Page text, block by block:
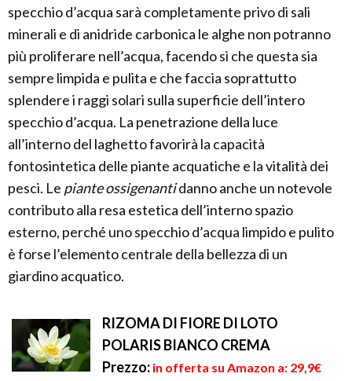
specchio d’acqua sarà completamente privo di sali
minerali e di anidride carbonica le alghe non potranno
più proliferare nell’acqua, facendo sì che questa sia
sempre limpida e pulita e che faccia soprattutto
splendere i raggi solari sulla superficie dell’intero
specchio d’acqua. La penetrazione della luce
all’interno del laghetto favorirà la capacità
fontosintetica delle piante acquatiche e la vitalità dei
pesci. Le piante ossigenantidanno anche un notevole
contributo alla resa estetica dell’interno spazio
esterno, perché uno specchio d’acqua limpido e pulito
è forse l’elemento centrale della bellezza di un
giardino acquatico.
RIZOMA DI FIORE DI LOTO
POLARIS BIANCO CREMA
Prezzo: in offerta su Amazon a: 29,9€